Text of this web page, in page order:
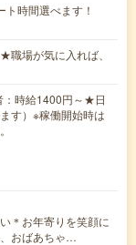
時間選べます！
場が気に入れば、
時給1400円～★日
す）※稼働開始時は
＊お年寄りを笑顔に
おばあちゃ…